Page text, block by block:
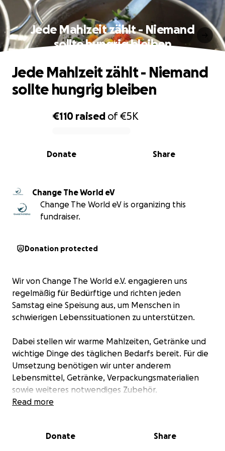
Jede Mahlzeit zählt - Niemand
sollte hungrig bleiben
0% complete
€110 raised of€5K
Share
Donate
Jede Mahlzeit zählt - Niemand
sollte hungrig bleiben
Change The World eV
Change The World eV is organizing this
fundraiser.
Donation protected
Wir von Change The World e.V. engagieren uns
regelmäßig für Bedürftige und richten jeden
Samstag eine Speisung aus, um Menschen in
schwierigen Lebenssituationen zu unterstützen.
Dabei stellen wir warme Mahlzeiten, Getränke und
wichtige Dinge des täglichen Bedarfs bereit. Für die
Umsetzung benötigen wir unter anderem
Lebensmittel, Getränke, Verpackungsmaterialien
sowie weiteres notwendiges Zubehör.
wir auf eure Unterstützung angewiesen.
Read more
Donate Share